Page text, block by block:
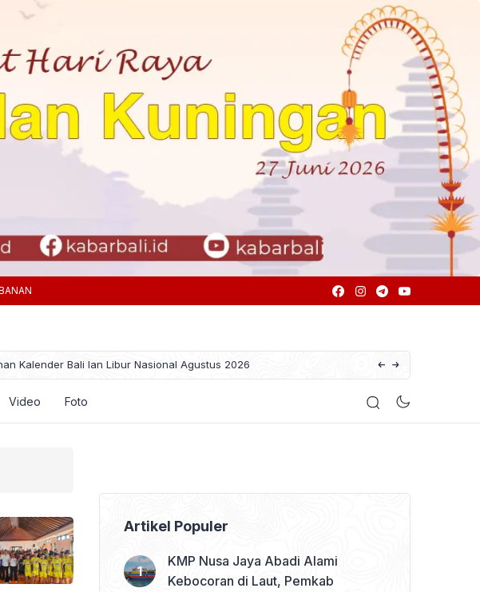
: Hari Baik Bikin Awig-Awig, Hindari Bikin Sumur BPBD Gianyar
Video Foto
Artikel Populer
KMP Nusa Jaya Abadi Alami
Kebocoran di Laut, Pemkab